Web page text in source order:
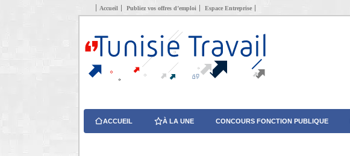
Accueil Publiez vos offres d’emploi Espace Entreprise
ACCUEIL À LA UNE CONCOURS FONCTION PUBLIQUE